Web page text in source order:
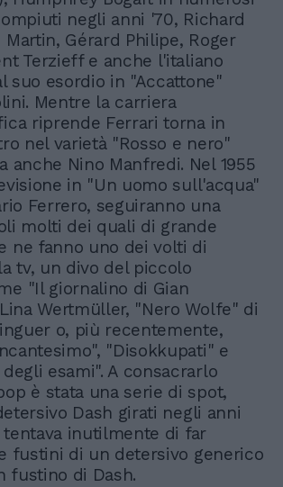
negli anni '70, Richard
Martin, Gérard Philipe, Roger
Terzieff e anche l'italiano
suo esordio in "Accattone"
Mentre la carriera
riprende Ferrari torna in
nel varietà "Rosso e nero"
anche Nino Manfredi. Nel 1955
in "Un uomo sull'acqua"
Ferrero, seguiranno una
molti dei quali di grande
ne fanno uno dei volti di
tv, un divo del piccolo
"Il giornalino di Gian
Wertmüller, "Nero Wolfe" di
o, più recentemente,
"Disokkupati" e
esami". A consacrarlo
è stata una serie di spot,
Dash girati negli anni
tentava inutilmente di far
fustini di un detersivo generico
fustino di Dash.